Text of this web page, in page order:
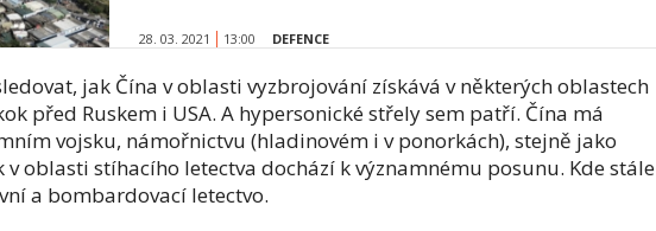
28. 03. 2021 13:00 DEFENCE
jak Čína v oblasti vyzbrojování získává v některých oblastech
před Ruskem i USA. A hypersonické střely sem patří. Čína má
vojsku, námořnictvu (hladinovém i v ponorkách), stejně jako
v oblasti stíhacího letectva dochází k významnému posunu. Kde stále
a bombardovací letectvo.